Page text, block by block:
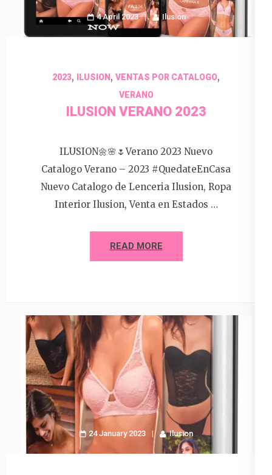
4 April 2023 Ilusion
2023, ILUSION , VENTAS POR CATALOGO,
VERANO
ILUSION VERANO 2023
ILUSION🌼🌸🌷Verano 2023 Nuevo
Catalogo Verano – 2023 #QuedateEnCasa
Nuevo Catalogo de Lenceria Ilusion, Ropa
Interior Ilusion, Venta en Estados …
READ MORE
24 January 2023 Ilusion